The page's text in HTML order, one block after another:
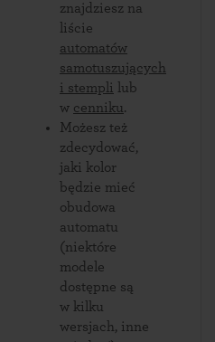
znajdziesz na
liście
automatów
samotuszujących
i stempli
lub
w cenniku.
Możesz też
zdecydować,
jaki kolor
będzie mieć
obudowa
automatu
(niektóre
modele
dostępne są
w kilku
wersjach, inne